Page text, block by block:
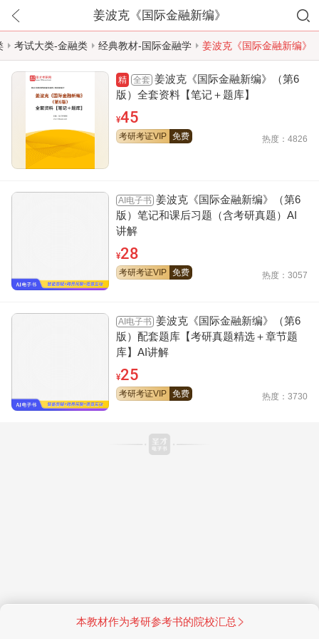
姜波克《国际金融新编》
考试大类-金融类 经典教材-国际金融学 姜波克《国际金融新编》
精 全套 姜波克《国际金融新编》（第6
版）全套资料【笔记＋题库】
¥45
考研考证VIP 免费 热度：4826
AI电子书 姜波克《国际金融新编》（第6
版）笔记和课后习题（含考研真题）AI
讲解
¥28
考研考证VIP 免费 热度：3057
AI电子书 姜波克《国际金融新编》（第6
版）配套题库【考研真题精选＋章节题
库】AI讲解
¥25
考研考证VIP 免费 热度：3730
本教材作为考研参考书的院校汇总